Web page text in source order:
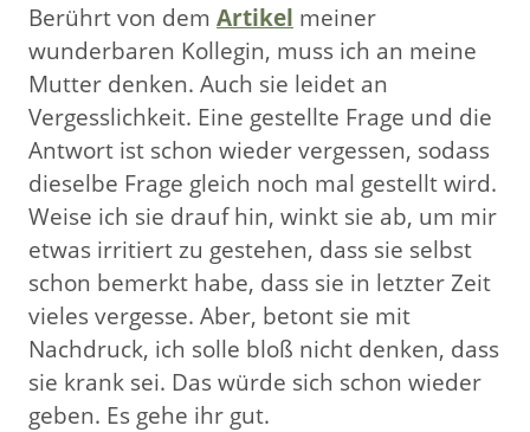
Berührt von dem Artikel meiner
wunderbaren Kollegin, muss ich an meine
Mutter denken. Auch sie leidet an
Vergesslichkeit. Eine gestellte Frage und die
Antwort ist schon wieder vergessen, sodass
dieselbe Frage gleich noch mal gestellt wird.
Weise ich sie drauf hin, winkt sie ab, um mir
etwas irritiert zu gestehen, dass sie selbst
schon bemerkt habe, dass sie in letzter Zeit
vieles vergesse. Aber, betont sie mit
Nachdruck, ich solle bloß nicht denken, dass
sie krank sei. Das würde sich schon wieder
geben. Es gehe ihr gut.